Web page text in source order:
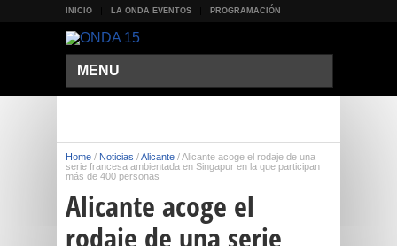
INICIO LA ONDA EVENTOS PROGRAMACIÓN
MENU
Home / Noticias /Alicante /Alicante acoge el rodaje de una
serie francesa ambientada en Singapur en la que participan
más de 400 personas
Alicante acoge el
rodaje de una serie